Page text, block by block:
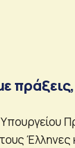
πράξεις,
Έλληνες